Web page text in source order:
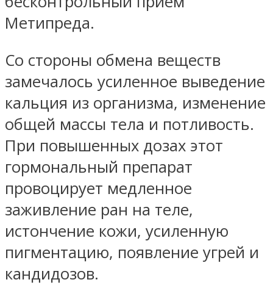
Метипреда.
Со стороны обмена веществ
замечалось усиленное выведение
кальция из организма, изменение
общей массы тела и потливость.
При повышенных дозах этот
гормональный препарат
провоцирует медленное
заживление ран на теле,
истончение кожи, усиленную
пигментацию, появление угрей и
кандидозов.